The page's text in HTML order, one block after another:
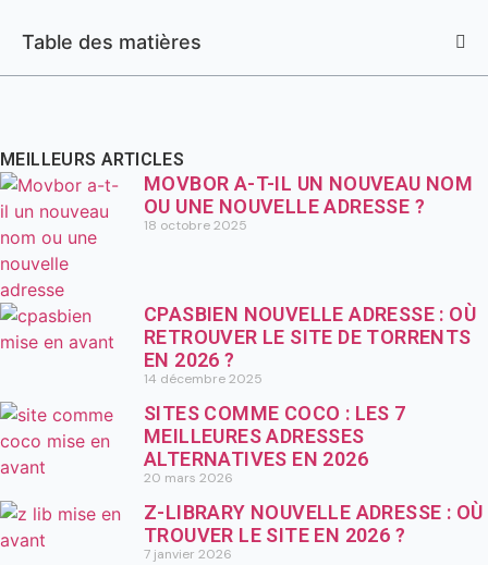
Table des matières
MEILLEURS ARTICLES
MOVBOR A-T-IL UN NOUVEAU NOM
OU UNE NOUVELLE ADRESSE ?
18 octobre 2025
CPASBIEN NOUVELLE ADRESSE : OÙ
RETROUVER LE SITE DE TORRENTS
EN 2026 ?
14 décembre 2025
SITES COMME COCO : LES 7
MEILLEURES ADRESSES
ALTERNATIVES EN 2026
20 mars 2026
Z-LIBRARY NOUVELLE ADRESSE : OÙ
TROUVER LE SITE EN 2026 ?
7 janvier 2026